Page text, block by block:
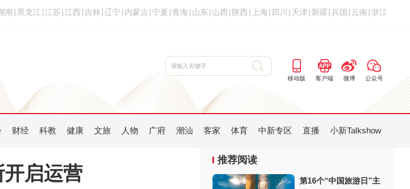
南 黑龙江 江苏 江西 吉林 辽宁 内蒙古 宁夏 青海 山东 山西 陕西 上海 四川 天津 新疆 兵团 云南 浙江
移动版 客户端 微博 公众号
财经 科教 健康 文旅 人物 广府 潮汕 客家 体育 中新专区 直播 小新Talkshow
启运营
推荐阅读
第16个“中国旅游日”主